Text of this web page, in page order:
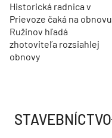
Historická radnica v
Prievoze čaká na obnovu.
Ružinov hľadá
zhotoviteľa rozsiahlej
obnovy
STAVEBNÍCTVO